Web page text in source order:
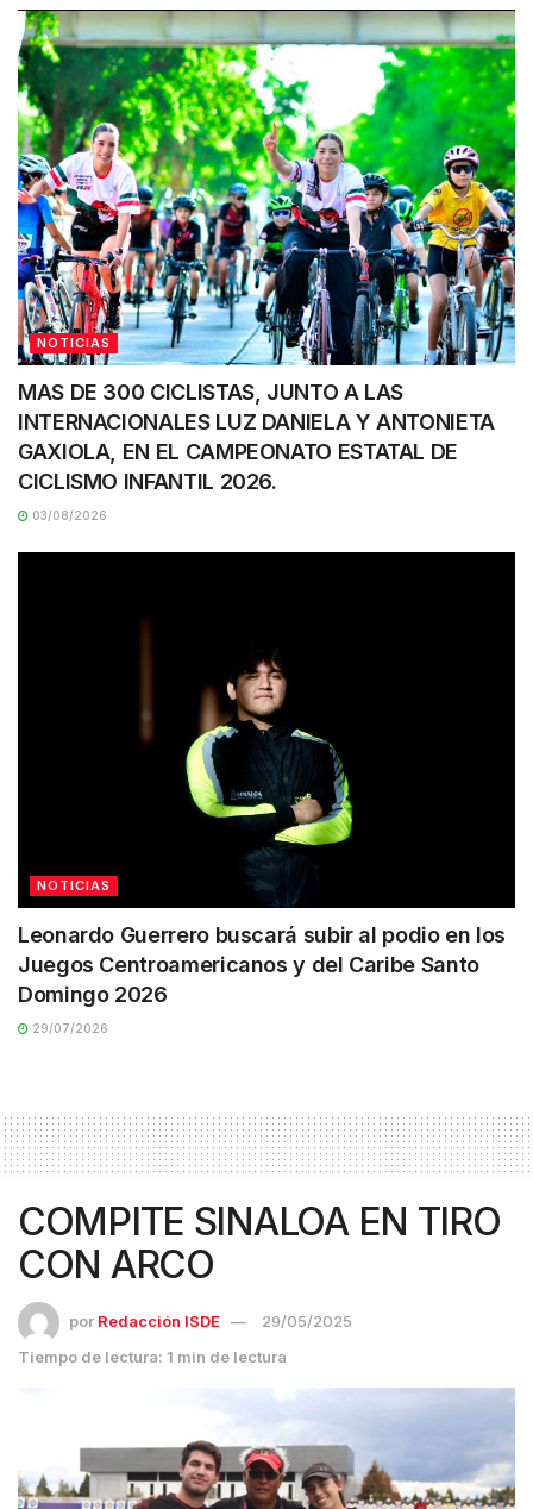
NOTICIAS
MAS DE 300 CICLISTAS, JUNTO A LAS
INTERNACIONALES LUZ DANIELA Y ANTONIETA
GAXIOLA, EN EL CAMPEONATO ESTATAL DE
CICLISMO INFANTIL 2026.
03/08/2026
NOTICIAS
Leonardo Guerrero buscará subir al podio en los
Juegos Centroamericanos y del Caribe Santo
Domingo 2026
29/07/2026
COMPITE SINALOA EN TIRO
CON ARCO
por Redacción ISDE
29/05/2025
Tiempo de lectura: 1 min de lectura